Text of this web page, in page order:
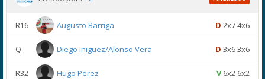
R16 Augusto Barriga D 2x7 4x6
Q Diego Iñiguez/Alonso Vera D 3x6 3x6
R32 Hugo Perez V6x2 6x2